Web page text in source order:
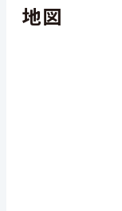
地図